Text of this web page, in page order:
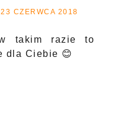
23 CZERWCA 2018
w takim razie to
dla Ciebie 😊